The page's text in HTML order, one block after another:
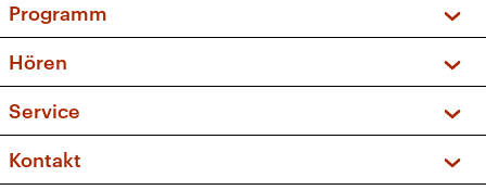
Programm
Sendungen und Podcasts
Musikliste
Kakadu – Das Kinderprogramm
Hören
Frequenzen (UKW + DAB+)
Service
FAQ
Kontakt